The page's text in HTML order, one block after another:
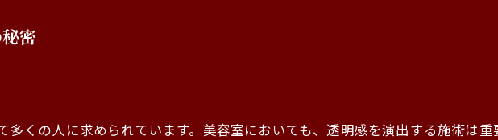
密
くの人に求められています。美容室においても、透明感を演出する施術は重